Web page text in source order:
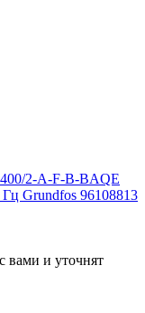
2-A-F-B-BAQE
Grundfos 96108813
вами и уточнят